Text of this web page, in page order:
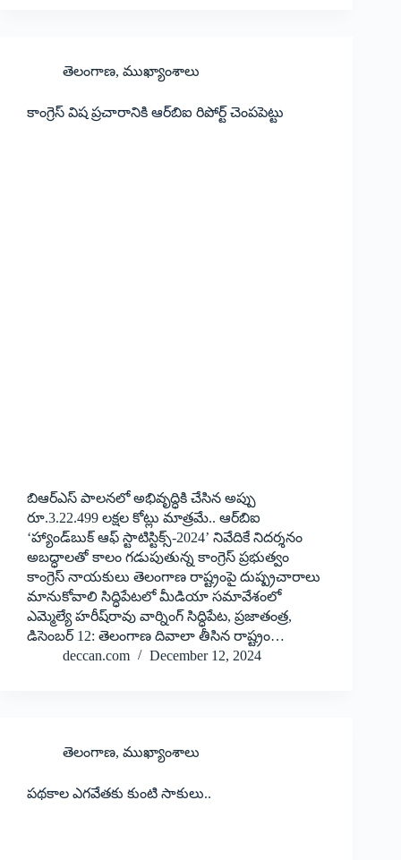
తెలంగాణ, ముఖ్యాంశాలు
కాంగ్రెస్‌ ‌విష ప్రచారానికి ఆర్‌బిఐ రిపోర్ట్ ‌చెంపపెట్టు
బిఆర్‌ఎస్‌ ‌పాలనలో అభివృద్ధికి చేసిన అప్పు
రూ.3.22.499 లక్షల కోట్లు మాత్రమే.. ఆర్‌బిఐ
‘హ్యాండ్‌బుక్‌ ఆఫ్‌ ‌స్టాటిస్టిక్స్-2024’ ‌నివేదికే నిదర్శనం
అబద్ధాలతో కాలం గడుపుతున్న కాంగ్రెస్‌ ‌ప్రభుత్వం
కాంగ్రెస్‌ ‌నాయకులు తెలంగాణ రాష్ట్రంపై దుష్ప్రచారాలు
మానుకోవాలి సిద్ధిపేటలో మీడియా సమావేశంలో
ఎమ్మెల్యే హరీష్‌రావు వార్నింగ్‌ సిద్ధిపేట, ప్రజాతంత్ర,
డిసెంబర్‌ 12: ‌తెలంగాణ దివాలా తీసిన రాష్ట్రం…
deccan.com
December 12, 2024
తెలంగాణ, ముఖ్యాంశాలు
పథకాల ఎగవేతకు కుంటి సాకులు..